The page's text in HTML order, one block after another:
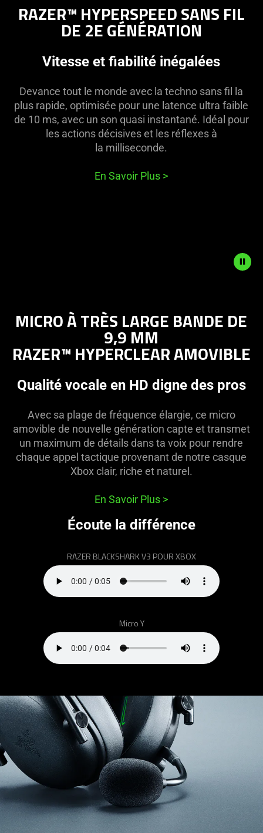
RAZER™ HYPERSPEED SANS FIL
DE 2E GÉNÉRATION
Vitesse et fiabilité inégalées
Devance tout le monde avec la techno sans fil la
plus rapide, optimisée pour une latence ultra faible
de 10 ms, avec un son quasi instantané. Idéal pour
les actions décisives et les réflexes à
la milliseconde.
En Savoir Plus >
needed:
visuals
video
support
information.
MICRO À TRÈS LARGE BANDE DE
9,9 MM
RAZER™ HYPERCLEAR AMOVIBLE
Qualité vocale en HD digne des pros
Avec sa plage de fréquence élargie, ce micro
amovible de nouvelle génération capte et transmet
un maximum de détails dans ta voix pour rendre
chaque appel tactique provenant de notre casque
Xbox clair, riche et naturel.
En Savoir Plus >
Écoute la différence
RAZER BLACKSHARK V3 POUR XBOX
Micro Y